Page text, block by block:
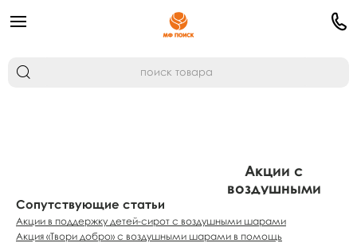
Акции с
воздушными
нуждающихся
Сопутствующие статьи
Акции в поддержку детей-сирот с воздушными шарами
Акция «Твори добро» с воздушными шарами в помощь